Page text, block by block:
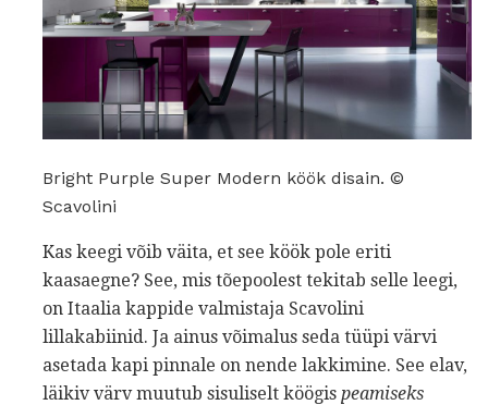
Bright Purple Super Modern köök disain. ©
Scavolini
Kas keegi võib väita, et see köök pole eriti
kaasaegne? See, mis tõepoolest tekitab selle leegi,
on Itaalia kappide valmistaja Scavolini
lillakabiinid. Ja ainus võimalus seda tüüpi värvi
asetada kapi pinnale on nende lakkimine. See elav,
läikiv värv muutub sisuliselt köögis peamiseks